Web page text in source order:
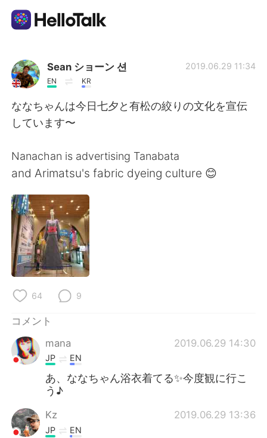
語学交換アプリ
AI Grammar Checker
日本語
English 简体中文
繁體中文
العربية
Deutsch
Русский
Türkçe
Português
Sean ショーン 션
EN KR
2019.06.29 11:34
ななちゃんは今日七夕と有松の絞りの文化を宣伝
しています〜
Nanachan is advertising Tanabata
and Arimatsu's fabric dyeing culture 😊
64 9
コメント
mana
2019.06.29 14:30
JP EN
あ、ななちゃん浴衣着てる✨今度観に行こ
う♪
Kz 2019.06.29 13:36
JP EN